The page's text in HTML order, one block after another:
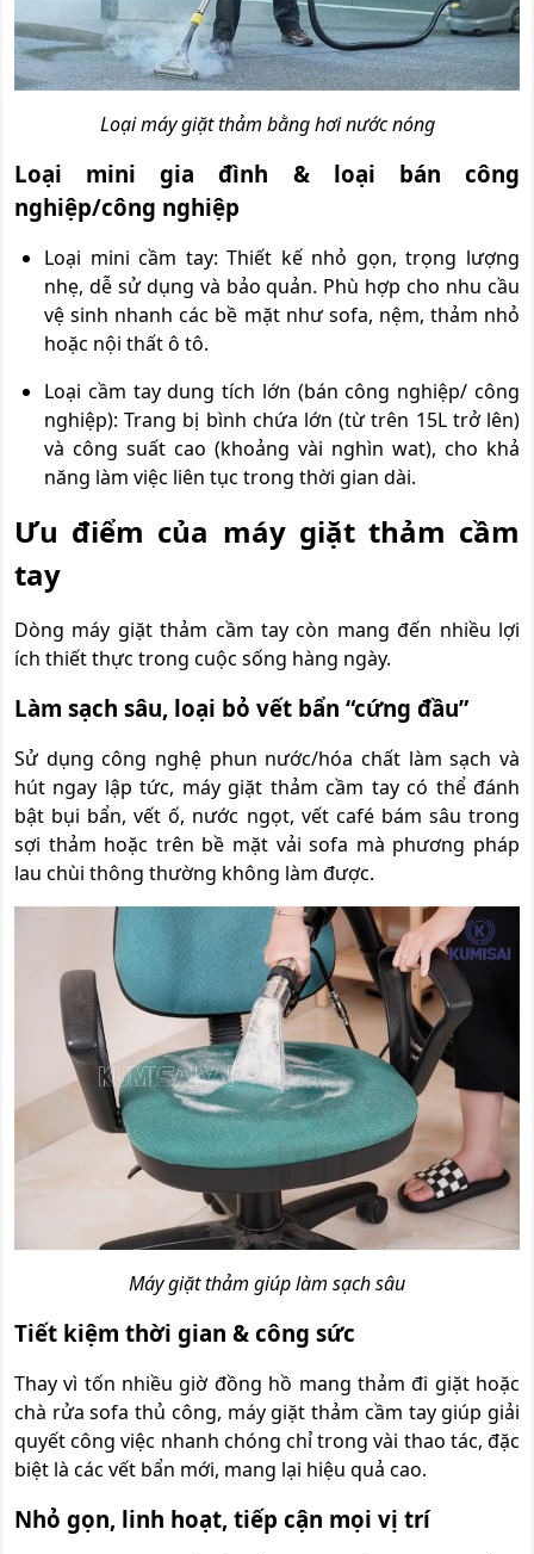
Loại máy giặt thảm bằng hơi nước nóng
Loại mini gia đình & loại bán công
nghiệp/công nghiệp
Loại mini cầm tay: Thiết kế nhỏ gọn, trọng lượng
nhẹ, dễ sử dụng và bảo quản. Phù hợp cho nhu cầu
vệ sinh nhanh các bề mặt như sofa, nệm, thảm nhỏ
hoặc nội thất ô tô.
Loại cầm tay dung tích lớn (bán công nghiệp/ công
nghiệp): Trang bị bình chứa lớn (từ trên 15L trở lên)
và công suất cao (khoảng vài nghìn wat), cho khả
năng làm việc liên tục trong thời gian dài.
Ưu điểm của máy giặt thảm cầm
tay
Dòng máy giặt thảm cầm tay còn mang đến nhiều lợi
ích thiết thực trong cuộc sống hàng ngày.
Làm sạch sâu, loại bỏ vết bẩn “cứng đầu”
Sử dụng công nghệ phun nước/hóa chất làm sạch và
hút ngay lập tức, máy giặt thảm cầm tay có thể đánh
bật bụi bẩn, vết ố, nước ngọt, vết café bám sâu trong
sợi thảm hoặc trên bề mặt vải sofa mà phương pháp
lau chùi thông thường không làm được.
Máy giặt thảm giúp làm sạch sâu
Tiết kiệm thời gian & công sức
Thay vì tốn nhiều giờ đồng hồ mang thảm đi giặt hoặc
chà rửa sofa thủ công, máy giặt thảm cầm tay giúp giải
quyết công việc nhanh chóng chỉ trong vài thao tác, đặc
biệt là các vết bẩn mới, mang lại hiệu quả cao.
Nhỏ gọn, linh hoạt, tiếp cận mọi vị trí